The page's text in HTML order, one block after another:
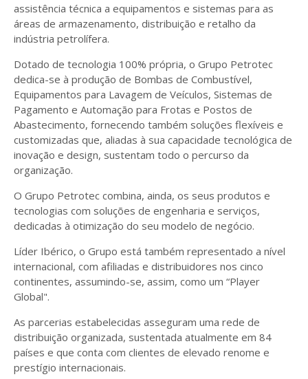
assistência técnica a equipamentos e sistemas para as
áreas de armazenamento, distribuição e retalho da
indústria petrolífera.
Dotado de tecnologia 100% própria, o Grupo Petrotec
dedica-se à produção de Bombas de Combustível,
Equipamentos para Lavagem de Veículos, Sistemas de
Pagamento e Automação para Frotas e Postos de
Abastecimento, fornecendo também soluções flexíveis e
customizadas que, aliadas à sua capacidade tecnológica de
inovação e design, sustentam todo o percurso da
organização.
O Grupo Petrotec combina, ainda, os seus produtos e
tecnologias com soluções de engenharia e serviços,
dedicadas à otimização do seu modelo de negócio.
Líder Ibérico, o Grupo está também representado a nível
internacional, com afiliadas e distribuidores nos cinco
continentes, assumindo-se, assim, como um “Player
Global".
As parcerias estabelecidas asseguram uma rede de
distribuição organizada, sustentada atualmente em 84
países e que conta com clientes de elevado renome e
prestígio internacionais.